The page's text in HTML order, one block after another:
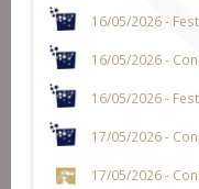
16/05/2026 -
16/05/2026 -
16/05/2026 -
17/05/2026 -
17/05/2026 -